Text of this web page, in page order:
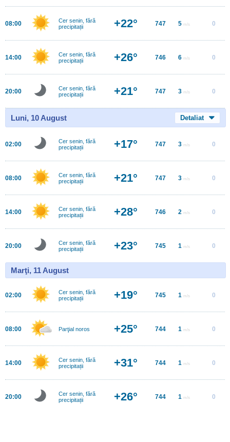
08:00
Cer senin, fără
precipitații
+22° 747 5 m/s 0
14:00
Cer senin, fără
precipitații
+26° 746 6 m/s 0
20:00
Cer senin, fără
precipitații
+21° 747 3 m/s 0
Luni, 10 August Detaliat
02:00
Cer senin, fără
precipitații
+17° 747 3 m/s 0
08:00
Cer senin, fără
precipitații
+21° 747 3 m/s 0
14:00
Cer senin, fără
precipitații
+28° 746 2 m/s 0
20:00
Cer senin, fără
precipitații
+23° 745 1 m/s 0
Marţi, 11 August
02:00
Cer senin, fără
precipitații
+19° 745 1 m/s 0
08:00 Parţial noros +25° 744 1 m/s 0
14:00
Cer senin, fără
precipitații
+31° 744 1 m/s 0
20:00
Cer senin, fără
precipitații
+26° 744 1 m/s 0